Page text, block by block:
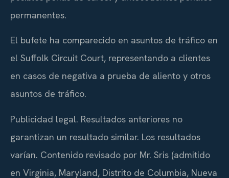
permanentes.
El bufete ha comparecido en asuntos de tráfico en
el Suffolk Circuit Court, representando a clientes
en casos de negativa a prueba de aliento y otros
asuntos de tráfico.
Publicidad legal. Resultados anteriores no
garantizan un resultado similar. Los resultados
varían. Contenido revisado por Mr. Sris (admitido
en Virginia, Maryland, Distrito de Columbia, Nueva